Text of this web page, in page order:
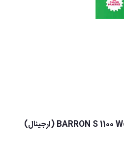
BARRON S 1100 Words You Need to Know (ارجینال)